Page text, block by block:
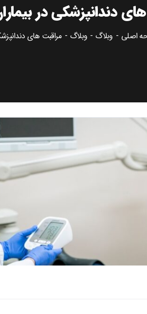
دندانپزشکی در
اصلی وبلاگ وبلاگ مراقبت‌ های